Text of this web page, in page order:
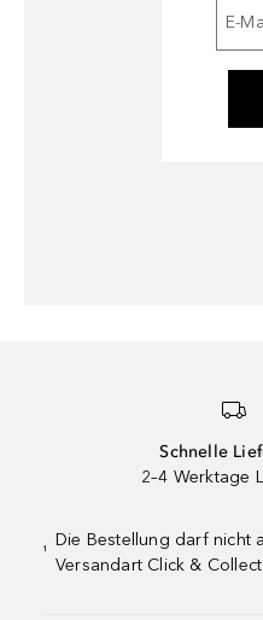
E-
Schnelle
2–4 Werktage
¹
Die Bestellung darf nicht
Versandart Click &